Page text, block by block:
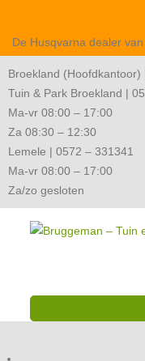
De Husqvarna dealer
Broekland
Tuin & Park Broekland |
Ma-vr 08:00 – 17:00
Za 08:30 – 12:30
Lemele | 0572 – 331341
Ma-vr 08:00 – 17:00
Za/zo gesloten